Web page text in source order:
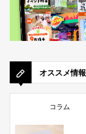
オススメ情報
コラム